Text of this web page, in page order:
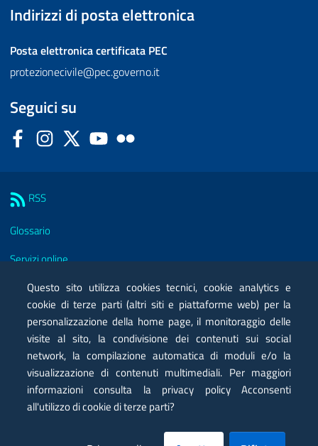
Indirizzi di posta elettronica
Posta elettronica certificata PEC
protezionecivile@pec.governo.it
Seguici su
FacebookInstagram
Twitter YouTube
RSS
Glossario
Servizi online
Moduli
Posta elettronica certificata PEC
Privacy
Note legali
Contatti
Questo sito utilizza cookies tecnici, cookie analytics e
cookie di terze parti (altri siti e piattaforme web) per la
personalizzazione della home page, il monitoraggio delle
visite al sito, la condivisione dei contenuti sui social
network, la compilazione automatica di moduli e/o la
visualizzazione di contenuti multimediali. Per maggiori
informazioni consulta la privacy policy Acconsenti
all'utilizzo di cookie di terze parti?